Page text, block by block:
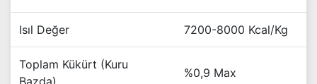
Isıl Değer 7200-8000 Kcal/Kg
Toplam Kükürt (Kuru
Bazda)
%0,9 Max